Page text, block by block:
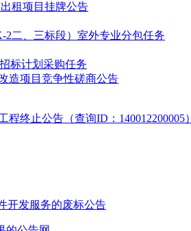
租项目挂牌公告
2二、三标段）室外专业分包任务
标计划采购任务
造项目竞争性磋商公告
终止公告（查询ID：140012200005）
开发服务的废标公告